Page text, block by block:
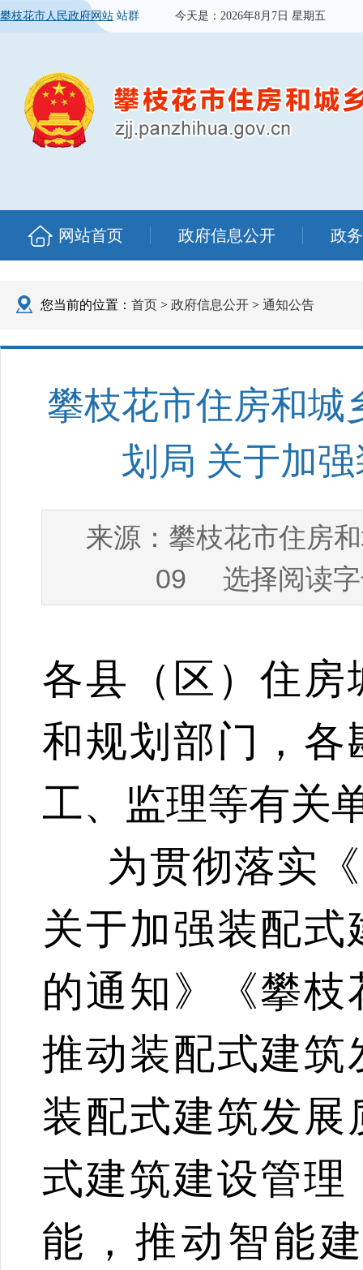
攀枝花市人民政府网站 站群 今天是： 2026年8月7日 星期五
网站首页 政府信息公开 政
您当前的位置： 首页 > 政府信息公开 > 通知公告
攀枝花市住房和城
划局 关于加
来源： 攀枝花市住房
09 选择阅读
各县（区）住房
和规划部门，各
工、监理等有关
为贯彻落实
关于加强装配
的通知》《攀
推动装配式建筑
装配式建筑发展
式建筑建设管理
能，推动智能